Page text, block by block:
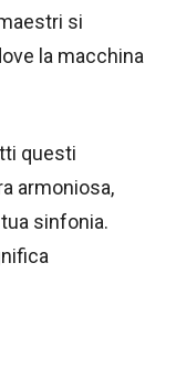
si
la macchina
questi
armoniosa,
sinfonia.